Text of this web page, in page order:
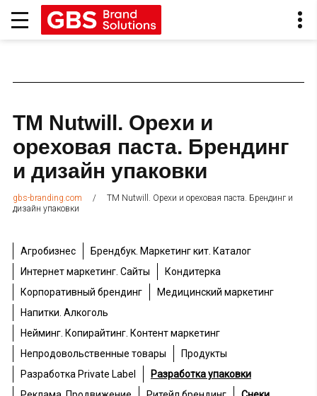
ТМ Nutwill. Орехи и
ореховая паста. Брендинг
и дизайн упаковки
gbs-branding.com /
ТМ Nutwill. Орехи и ореховая паста. Брендинг и
дизайн упаковки
Агробизнес
Брендбук. Маркетинг кит. Каталог
Интернет маркетинг. Сайты
Кондитерка
Корпоративный брендинг
Медицинский маркетинг
Напитки. Алкоголь
Нейминг. Копирайтинг. Контент маркетинг
Непродовольственные товары
Продукты
Разработка Private Label
Разработка упаковки